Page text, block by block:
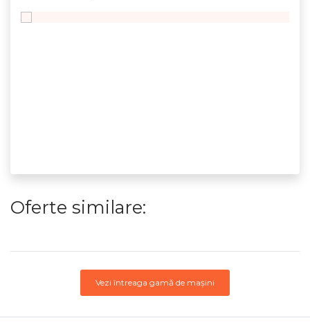
Oferte similare:
Vezi întreaga gamă de mașini